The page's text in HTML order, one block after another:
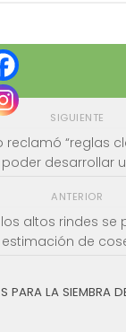
SIGUIENTE
reclamó “reglas
desarrollar
ANTERIOR
altos rindes se
estimación de
PARA LA SIEMBRA